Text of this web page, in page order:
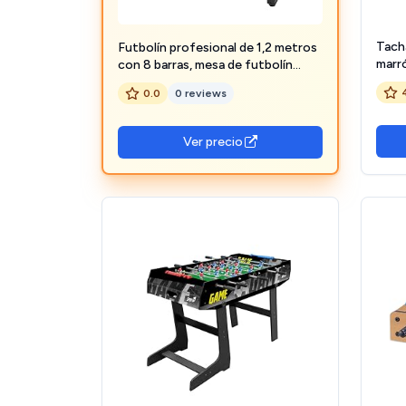
Futbolín profesional de 1,2 metros
con 8 barras, mesa de futbolín
estable para niños y adultos, mesa
de fútbol para salón, sala de juegos
0.0 0 reviews
Ver precio